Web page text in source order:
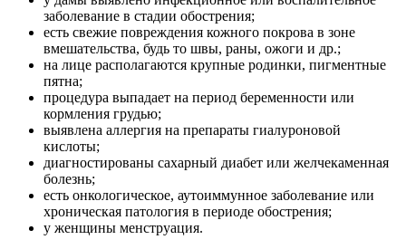
заболевание в стадии обострения;
есть свежие повреждения кожного покрова в зоне
вмешательства, будь то швы, раны, ожоги и др.;
на лице располагаются крупные родинки, пигментные
пятна;
процедура выпадает на период беременности или
кормления грудью;
выявлена аллергия на препараты гиалуроновой
кислоты;
диагностированы сахарный диабет или желчекаменная
болезнь;
есть онкологическое, аутоиммунное заболевание или
хроническая патология в периоде обострения;
у женщины менструация.